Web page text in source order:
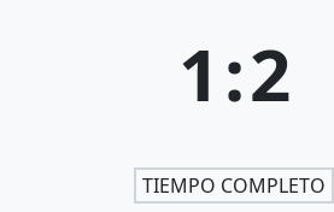
1:2
TIEMPO COMPLETO